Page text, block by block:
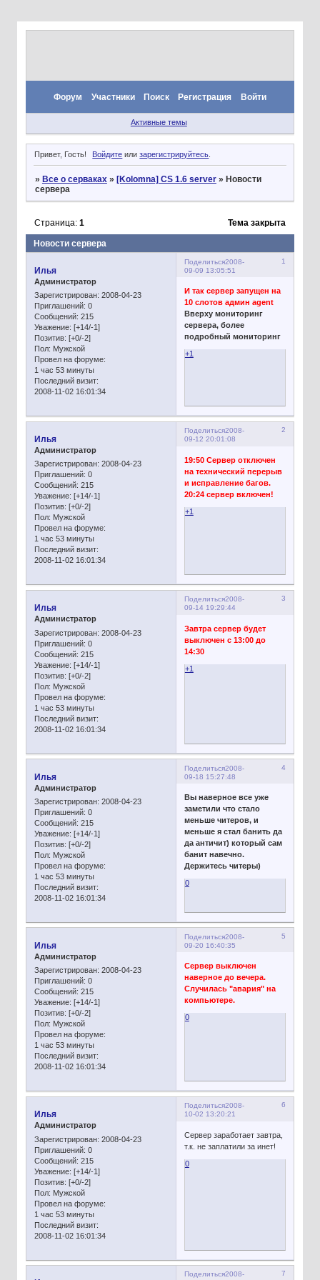
Форум Участники Поиск Регистрация Войти
Активные темы
Привет, Гость! Войдите илизарегистрируйтесь.
» Все о серваках » [Kolomna] CS 1.6 server » Новости
сервера
Новости сервера
Страница: 1 Тема закрыта
Поделиться 1
2008-
09-09 13:05:51
Илья
Администратор
Зарегистрирован: 2008-04-23
Приглашений: 0
Сообщений: 215
Уважение: [+14/-1]
Позитив: [+0/-2]
Пол: Мужской
Провел на форуме:
1 час 53 минуты
Последний визит:
2008-11-02 16:01:34
И так сервер запущен на
10 слотов админ agent
Вверху мониторинг
сервера, более
подробный мониторинг
+1
Поделиться 2
2008-
09-12 20:01:08
Илья
Администратор
Зарегистрирован: 2008-04-23
Приглашений: 0
Сообщений: 215
Уважение: [+14/-1]
Позитив: [+0/-2]
Пол: Мужской
Провел на форуме:
1 час 53 минуты
Последний визит:
2008-11-02 16:01:34
19:50 Сервер отключен
на технический перерыв
и исправление багов.
20:24 сервер включен!
+1
Поделиться 3
2008-
09-14 19:29:44
Илья
Администратор
Зарегистрирован: 2008-04-23
Приглашений: 0
Сообщений: 215
Уважение: [+14/-1]
Позитив: [+0/-2]
Пол: Мужской
Провел на форуме:
1 час 53 минуты
Последний визит:
2008-11-02 16:01:34
Завтра сервер будет
выключен с 13:00 до
14:30
+1
Поделиться 4
2008-
09-18 15:27:48
Илья
Администратор
Зарегистрирован: 2008-04-23
Приглашений: 0
Сообщений: 215
Уважение: [+14/-1]
Позитив: [+0/-2]
Пол: Мужской
Провел на форуме:
1 час 53 минуты
Последний визит:
2008-11-02 16:01:34
Вы наверное все уже
заметили что стало
меньше читеров, и
меньше я стал банить да
да античит) который сам
банит навечно.
Держитесь читеры)
0
Поделиться 5
2008-
09-20 16:40:35
Илья
Администратор
Зарегистрирован: 2008-04-23
Приглашений: 0
Сообщений: 215
Уважение: [+14/-1]
Позитив: [+0/-2]
Пол: Мужской
Провел на форуме:
1 час 53 минуты
Последний визит:
2008-11-02 16:01:34
Сервер выключен
наверное до вечера.
Случилась "авария" на
компьютере.
0
Поделиться 6
2008-
10-02 13:20:21
Илья
Администратор
Зарегистрирован: 2008-04-23
Приглашений: 0
Сообщений: 215
Уважение: [+14/-1]
Позитив: [+0/-2]
Пол: Мужской
Провел на форуме:
1 час 53 минуты
Последний визит:
2008-11-02 16:01:34
Сервер заработает завтра,
т.к. не заплатили за инет!
0
Поделиться 7
2008-